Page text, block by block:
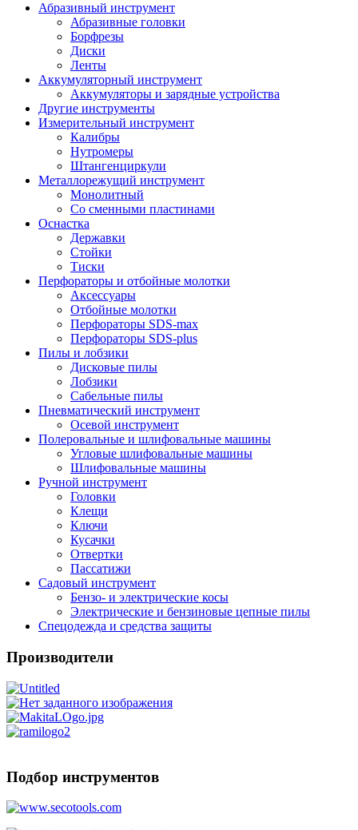
Абразивный инструмент
Абразивные головки
Борфрезы
Диски
Ленты
Аккумуляторный инструмент
Аккумуляторы и зарядные устройства
Другие инструменты
Измерительный инструмент
Калибры
Нутромеры
Штангенциркули
Металлорежущий инструмент
Монолитный
Со сменными пластинами
Оснастка
Державки
Стойки
Тиски
Перфораторы и отбойные молотки
Аксессуары
Отбойные молотки
Перфораторы SDS-max
Перфораторы SDS-plus
Пилы и лобзики
Дисковые пилы
Лобзики
Сабельные пилы
Пневматический инструмент
Осевой инструмент
Полеровальные и шлифовальные машины
Угловые шлифовальные машины
Шлифовальные машины
Ручной инструмент
Головки
Клещи
Ключи
Кусачки
Отвертки
Пассатижи
Садовый инструмент
Бензо- и электрические косы
Электрические и бензиновые цепные пилы
Спецодежда и средства защиты
Производители
Подбор инструментов